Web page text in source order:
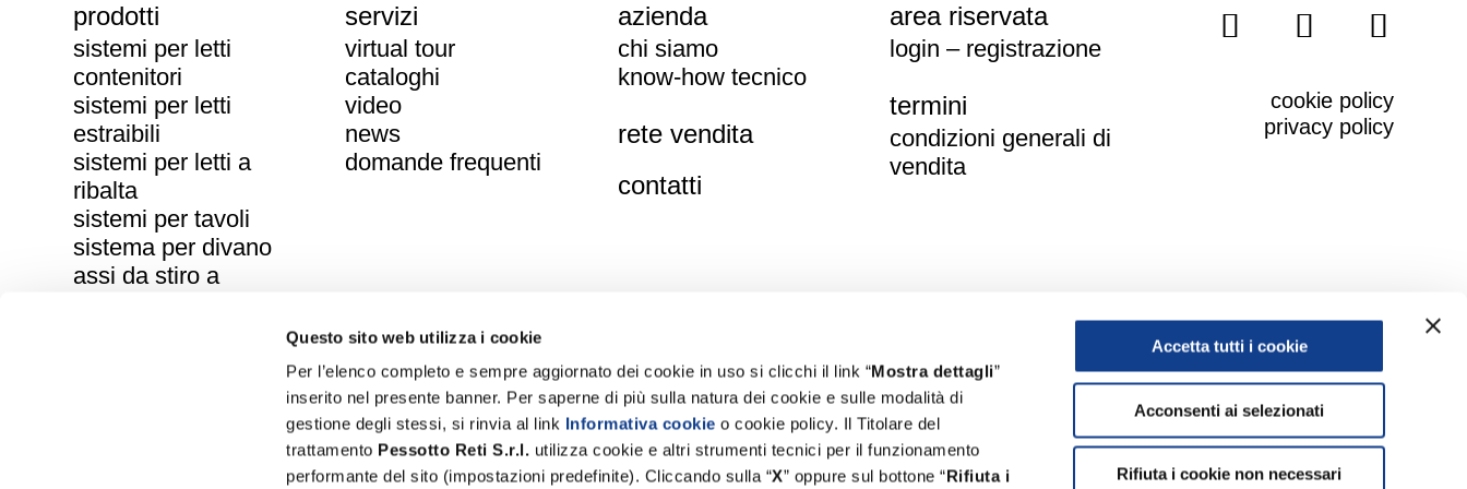
Questo sito web utilizza i cookie
Per l’elenco completo e sempre aggiornato dei cookie in uso si clicchi il link “Mostra dettagli”
inserito nel presente banner. Per saperne di più sulla natura dei cookie e sulle modalità di
gestione degli stessi, si rinvia al link Informativa cookie o cookie policy. Il Titolare del
trattamento Pessotto Reti S.r.l. utilizza cookie e altri strumenti tecnici per il funzionamento
performante del sito (impostazioni predefinite). Cliccando sulla “X” oppure sul bottone “Rifiuta i
Accetta tutti i cookie
Acconsenti ai selezionati
Rifiuta i cookie non necessari
prodotti
sistemi per letti
contenitori
sistemi per letti
estraibili
sistemi per letti a
ribalta
sistemi per tavoli
sistema per divano
assi da stiro a
servizi
virtual tour
cataloghi
video
news
domande frequenti
azienda
chi siamo
know-how tecnico
rete vendita
contatti
area riservata
login – registrazione
termini
condizioni generali di
vendita
cookie policy
privacy policy
Pessotto Reti Srl – Società Unipersonale
Via delle Industrie, 36 – 31018 – Albina di Gaiarine (TV)